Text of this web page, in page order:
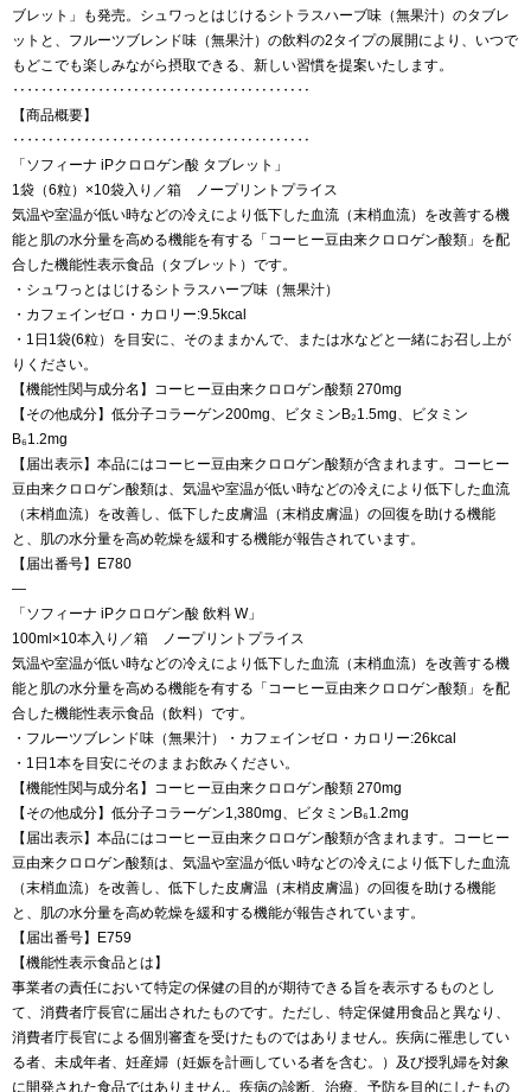
ブレット」も発売。シュワっとはじけるシトラスハーブ味（無果汁）のタブレ
ットと、フルーツブレンド味（無果汁）の飲料の2タイプの展開により、いつで
もどこでも楽しみながら摂取できる、新しい習慣を提案いたします。
‥‥‥‥‥‥‥‥‥‥‥‥‥‥‥‥‥‥‥‥‥
【商品概要】
‥‥‥‥‥‥‥‥‥‥‥‥‥‥‥‥‥‥‥‥‥
「ソフィーナ iPクロロゲン酸 タブレット」
1袋（6粒）×10袋入り／箱 ノープリントプライス
気温や室温が低い時などの冷えにより低下した血流（末梢血流）を改善する機
能と肌の水分量を高める機能を有する「コーヒー豆由来クロロゲン酸類」を配
合した機能性表示食品（タブレット）です。
・シュワっとはじけるシトラスハーブ味（無果汁）
・カフェインゼロ・カロリー:9.5kcal
・1日1袋(6粒）を目安に、そのままかんで、または水などと一緒にお召し上が
りください。
【機能性関与成分名】コーヒー豆由来クロロゲン酸類 270mg
【その他成分】低分子コラーゲン200mg、ビタミンB₂1.5mg、ビタミン
B₆1.2mg
【届出表示】本品にはコーヒー豆由来クロロゲン酸類が含まれます。コーヒー
豆由来クロロゲン酸類は、気温や室温が低い時などの冷えにより低下した血流
（末梢血流）を改善し、低下した皮膚温（末梢皮膚温）の回復を助ける機能
と、肌の水分量を高め乾燥を緩和する機能が報告されています。
【届出番号】E780
—
「ソフィーナ iPクロロゲン酸 飲料 W」
100ml×10本入り／箱 ノープリントプライス
気温や室温が低い時などの冷えにより低下した血流（末梢血流）を改善する機
能と肌の水分量を高める機能を有する「コーヒー豆由来クロロゲン酸類」を配
合した機能性表示食品（飲料）です。
・フルーツブレンド味（無果汁）・カフェインゼロ・カロリー:26kcal
・1日1本を目安にそのままお飲みください。
【機能性関与成分名】コーヒー豆由来クロロゲン酸類 270mg
【その他成分】低分子コラーゲン1,380mg、ビタミンB₆1.2mg
【届出表示】本品にはコーヒー豆由来クロロゲン酸類が含まれます。コーヒー
豆由来クロロゲン酸類は、気温や室温が低い時などの冷えにより低下した血流
（末梢血流）を改善し、低下した皮膚温（末梢皮膚温）の回復を助ける機能
と、肌の水分量を高め乾燥を緩和する機能が報告されています。
【届出番号】E759
【機能性表示食品とは】
事業者の責任において特定の保健の目的が期待できる旨を表示するものとし
て、消費者庁長官に届出されたものです。ただし、特定保健用食品と異なり、
消費者庁長官による個別審査を受けたものではありません。疾病に罹患してい
る者、未成年者、妊産婦（妊娠を計画している者を含む。）及び授乳婦を対象
に開発された食品ではありません。疾病の診断、治療、予防を目的にしたもの